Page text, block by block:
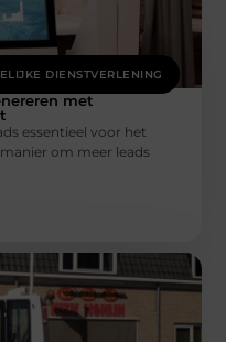
DIENSTVERLENING
met
essentieel voor het
om meer leads